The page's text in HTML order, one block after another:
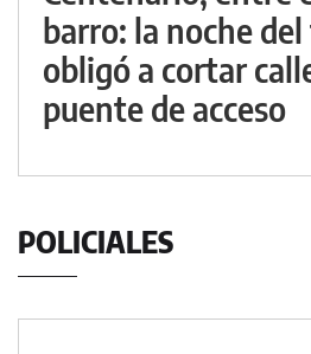
barro: la noche
obligó a cortar
puente de acceso
POLICIALES